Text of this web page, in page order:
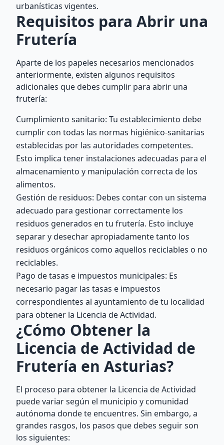
urbanísticas vigentes.
Requisitos para Abrir una
Frutería
Aparte de los papeles necesarios mencionados
anteriormente, existen algunos requisitos
adicionales que debes cumplir para abrir una
frutería:
Cumplimiento sanitario: Tu establecimiento debe
cumplir con todas las normas higiénico-sanitarias
establecidas por las autoridades competentes.
Esto implica tener instalaciones adecuadas para el
almacenamiento y manipulación correcta de los
alimentos.
Gestión de residuos: Debes contar con un sistema
adecuado para gestionar correctamente los
residuos generados en tu frutería. Esto incluye
separar y desechar apropiadamente tanto los
residuos orgánicos como aquellos reciclables o no
reciclables.
Pago de tasas e impuestos municipales: Es
necesario pagar las tasas e impuestos
correspondientes al ayuntamiento de tu localidad
para obtener la Licencia de Actividad.
¿Cómo Obtener la
Licencia de Actividad de
Frutería en Asturias?
El proceso para obtener la Licencia de Actividad
puede variar según el municipio y comunidad
autónoma donde te encuentres. Sin embargo, a
grandes rasgos, los pasos que debes seguir son
los siguientes: